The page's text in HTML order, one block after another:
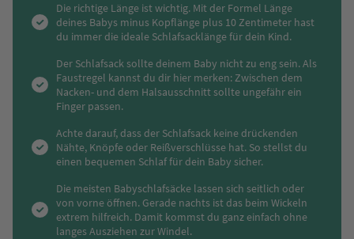
Die richtige Länge ist wichtig. Mit der Formel Länge
deines Babys minus Kopflänge plus 10 Zentimeter hast
du immer die ideale Schlafsacklänge für dein Kind.
Der Schlafsack sollte deinem Baby nicht zu eng sein. Als
Faustregel kannst du dir hier merken: Zwischen dem
Nacken- und dem Halsausschnitt sollte ungefähr ein
Finger passen.
Achte darauf, dass der Schlafsack keine drückenden
Nähte, Knöpfe oder Reißverschlüsse hat. So stellst du
einen bequemen Schlaf für dein Baby sicher.
Die meisten Babyschlafsäcke lassen sich seitlich oder
von vorne öffnen. Gerade nachts ist das beim Wickeln
extrem hilfreich. Damit kommst du ganz einfach ohne
langes Ausziehen zur Windel.